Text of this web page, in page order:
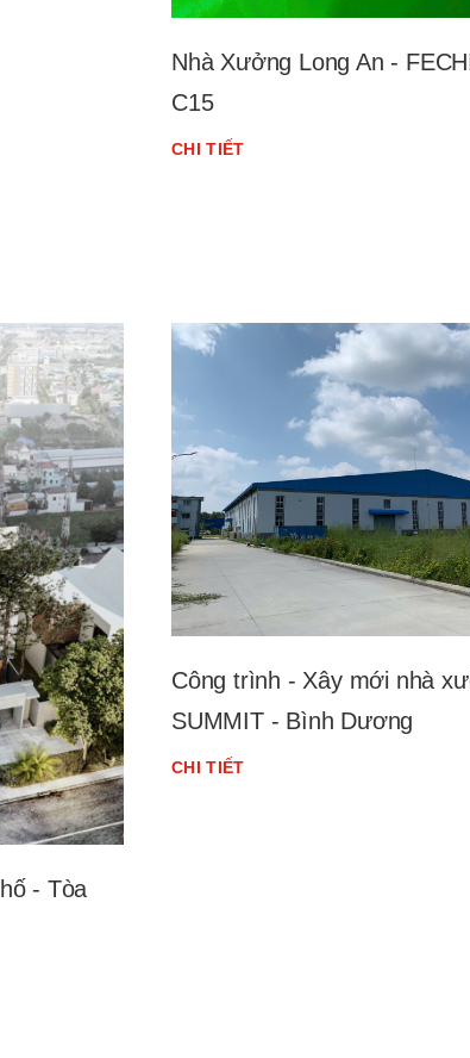
Nhà Xưởng Long An -
C15
CHI TIẾT
- Tòa
Công trình - Xây mới nhà
SUMMIT - Bình Dương
CHI TIẾT